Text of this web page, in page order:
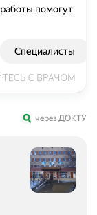
помогут
Специалисты
через ДОКТУ